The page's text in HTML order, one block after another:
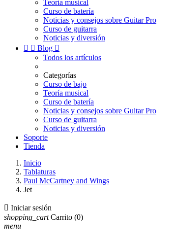
Teoría musical
Curso de batería
Noticias y consejos sobre Guitar Pro
Curso de guitarra
Noticias y diversión
  Blog 
Todos los artículos
Categorías
Curso de bajo
Teoría musical
Curso de batería
Noticias y consejos sobre Guitar Pro
Curso de guitarra
Noticias y diversión
Soporte
Tienda
Inicio
Tablaturas
Paul McCartney and Wings
Jet
 Iniciar sesión
shopping_cart Carrito (0)
menu